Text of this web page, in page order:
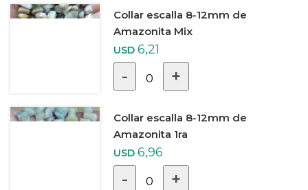
Collar escalla 8-12mm de
Amazonita Mix
USD 6,21
- 0 +
Collar escalla 8-12mm de
Amazonita 1ra
USD 6,96
- 0 +